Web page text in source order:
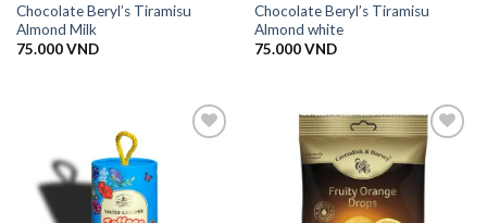
Chocolate Beryl’s Tiramisu
Almond Milk
75.000VND
Chocolate Beryl’s Tiramisu
Almond white
75.000VND
Add to